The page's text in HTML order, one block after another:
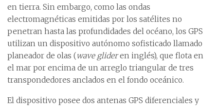
en tierra. Sin embargo, como las ondas
electromagnéticas emitidas por los satélites no
penetran hasta las profundidades del océano, los GPS
utilizan un dispositivo autónomo sofisticado llamado
planeador de olas (wave glideren inglés), que flota en
el mar por encima de un arreglo triangular de tres
transpondedores anclados en el fondo oceánico.
El dispositivo posee dos antenas GPS diferenciales y